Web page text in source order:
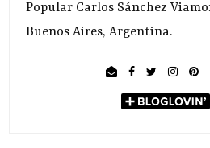
Popular Carlos Sánchez
Buenos Aires, Argentina.